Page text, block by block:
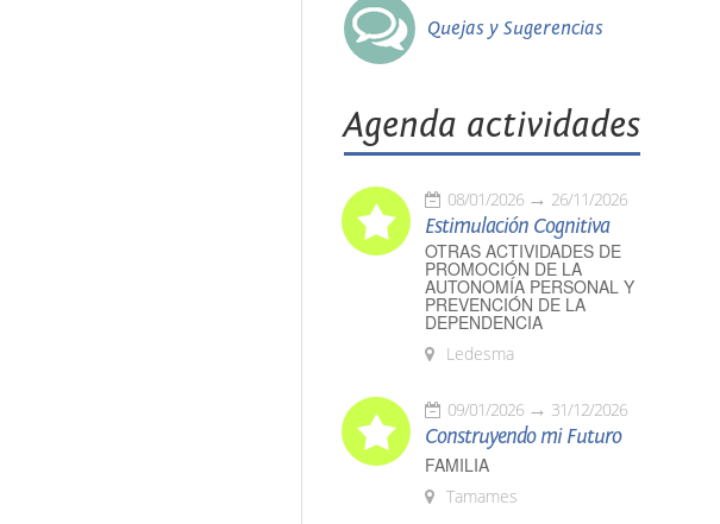
Quejas y Sugerencias
Agenda actividades
08/01/2026 26/11/2026
Estimulación Cognitiva
OTRAS ACTIVIDADES DE
PROMOCIÓN DE LA
AUTONOMÍA PERSONAL Y
PREVENCIÓN DE LA
DEPENDENCIA
Ledesma
09/01/2026 31/12/2026
Construyendo mi Futuro
FAMILIA
Tamames